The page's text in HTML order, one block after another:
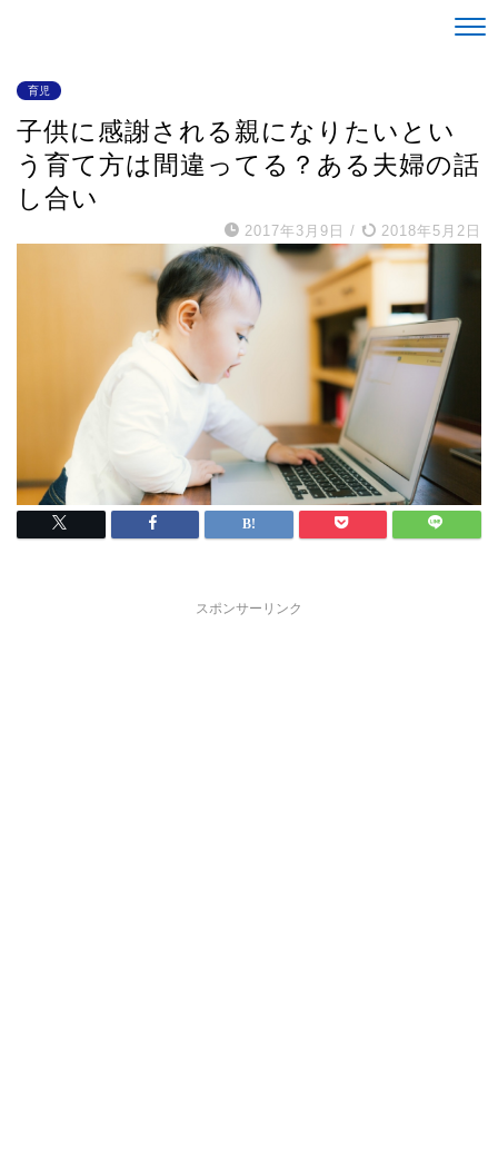
育児
子供に感謝される親になりたいとい
う育て方は間違ってる？ある夫婦の話
し合い
2017年3月9日 / 2018年5月2日
スポンサーリンク